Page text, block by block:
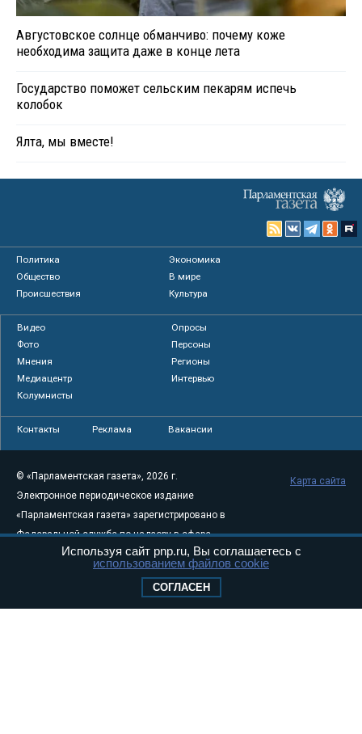
Августовское солнце обманчиво: почему коже
необходима защита даже в конце лета
Государство поможет сельским пекарям испечь
колобок
Ялта, мы вместе!
Политика
Экономика
Общество
В мире
Происшествия
Культура
Видео
Опросы
Фото
Персоны
Мнения
Регионы
Медиацентр
Интервью
Колумнисты
Контакты Реклама Вакансии
© «Парламентская газета», 2026 г.
Электронное периодическое издание
«Парламентская газета» зарегистрировано в
Федеральной службе по надзору в сфере
связи, информационных технологий и
массовых коммуникаций (Роскомнадзор) 05
Свидетельство о регистрации Эл № ФС77-
Карта сайта
Используя сайт pnp.ru, Вы соглашаетесь с
использованием файлов cookie
СОГЛАСЕН